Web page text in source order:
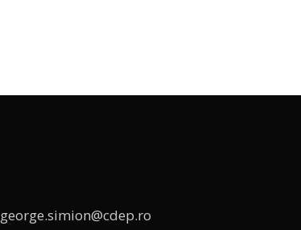
george.simion@cdep.ro